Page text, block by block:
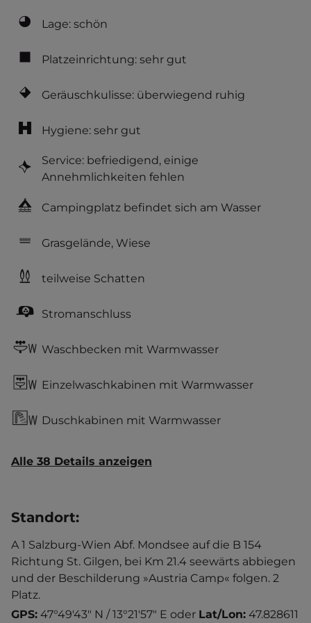
Lage: schön
Platzeinrichtung: sehr gut
Geräuschkulisse: überwiegend ruhig
Hygiene: sehr gut
Service: befriedigend, einige
Annehmlichkeiten fehlen
Campingplatz befindet sich am Wasser
Grasgelände, Wiese
teilweise Schatten
Stromanschluss
Waschbecken mit Warmwasser
Einzelwaschkabinen mit Warmwasser
Duschkabinen mit Warmwasser
Alle 38 Details anzeigen
Standort:
A 1 Salzburg-Wien Abf. Mondsee auf die B 154
Richtung St. Gilgen, bei Km 21.4 seewärts abbiegen
und der Beschilderung »Austria Camp« folgen. 2
Platz.
GPS: 47°49'43" N / 13°21'57" E oder Lat/Lon: 47.828611